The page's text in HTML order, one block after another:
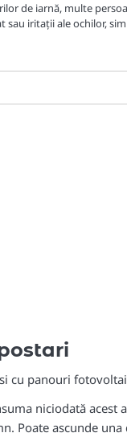
de iarnă, multe
sau iritații ale ochilor,
cu panouri
niciodată acest
Poate ascunde